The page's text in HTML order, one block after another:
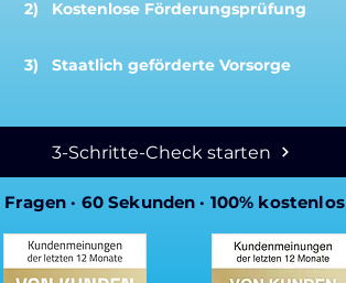
2) Kostenlose Förderungsprüfung
3) Staatlich geförderte Vorsorge
3-Schritte-Check starten
Fragen · 60 Sekunden · 100% kostenlos